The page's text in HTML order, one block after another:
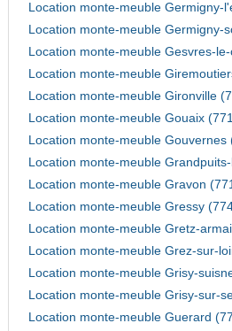
Location monte-meuble Germigny-
Location monte-meuble Germigny-
Location monte-meuble Gesvres-
Location monte-meuble
Location monte-meuble Gironville
Location monte-meuble Gouaix
Location monte-meuble Gouvernes
Location monte-meuble
Location monte-meuble Gravon
Location monte-meuble Gressy
Location monte-meuble Gretz-
Location monte-meuble Grez-sur-
Location monte-meuble Grisy-
Location monte-meuble Grisy-sur-
Location monte-meuble Guerard